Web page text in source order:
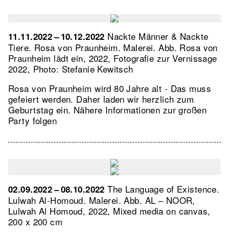
11.11.2022 – 10.12.2022 Nackte Männer & Nackte
Tiere. Rosa von Praunheim. Malerei.Abb. Rosa von
Praunheim lädt ein, 2022, Fotografie zur Vernissage
2022, Photo: Stefanie Kewitsch
Rosa von Praunheim wird 80 Jahre alt - Das muss
gefeiert werden. Daher laden wir herzlich zum
Geburtstag ein. Nähere Informationen zur großen
Party folgen
02.09.2022 – 08.10.2022The Language of Existence.
Lulwah Al-Homoud. Malerei.Abb. AL – NOOR,
Lulwah Al Homoud, 2022, Mixed media on canvas,
200 x 200 cm